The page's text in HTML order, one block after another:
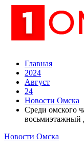
Главная
2024
Август
24
Новости Омска
Среди омского
восьмиэтажный
Новости Омска